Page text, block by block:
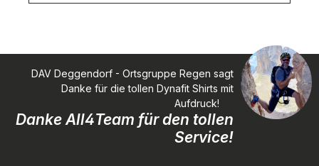
DAV Deggendorf - Ortsgruppe Regen sagt
Danke für die tollen Dynafit Shirts mit
Aufdruck!
Danke All4Team für den tollen
Service!